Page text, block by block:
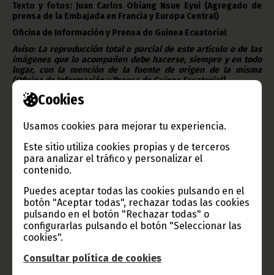
Cookies
Usamos cookies para mejorar tu experiencia.
Este sitio utiliza cookies propias y de terceros
para analizar el tráfico y personalizar el
contenido.
Puedes aceptar todas las cookies pulsando en el
botón "Aceptar todas", rechazar todas las cookies
pulsando en el botón "Rechazar todas" o
configurarlas pulsando el botón "Seleccionar las
cookies".
Consultar política de cookies
Texto y fotos: Juan Carlos Obiang Nsue Eyui (Agregado de
prensa de la Embajada en Francia y Europa Central)
Oficina de Información y Prensa de Guinea Ecuatorial
Aviso: La reproducción total o parcial de este artículo o de las
imágenes que lo acompañen debe hacerse, siempre y en todo
lugar, con la mención de la fuente de origen de la misma
(Oficina de Información y Prensa de Guinea Ecuatorial).
Gobierno e Instituciones
Información de Guinea Ecuatorial